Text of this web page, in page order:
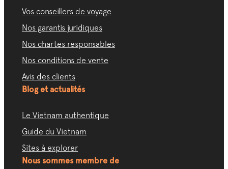
Vos conseillers de voyage
Nos garantis juridiques
Nos chartes responsables
Nos conditions de vente
Avis des clients
Blog et actualités
Le Vietnam authentique
Guide du Vietnam
Sites à explorer
Nous sommes membre de